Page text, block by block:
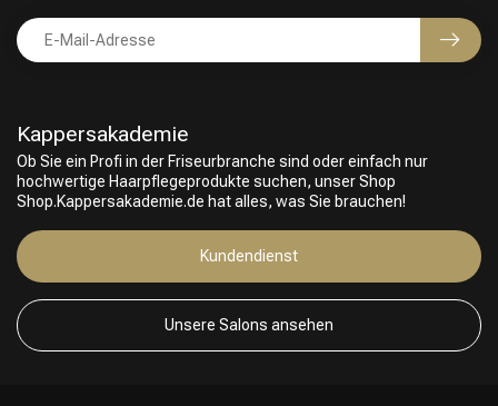
Friseurwahl
Kappersakademie
Ob Sie ein Profi in der Friseurbranche sind oder einfach nur
hochwertige Haarpflegeprodukte suchen, unser Shop
Shop.Kappersakademie.de hat alles, was Sie brauchen!
Kundendienst
Unsere Salons ansehen